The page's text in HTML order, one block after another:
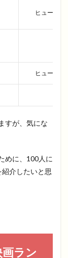
ヒューマン
ヒューマン
すが、気にな
めに、100人に
介したいと思
ラン